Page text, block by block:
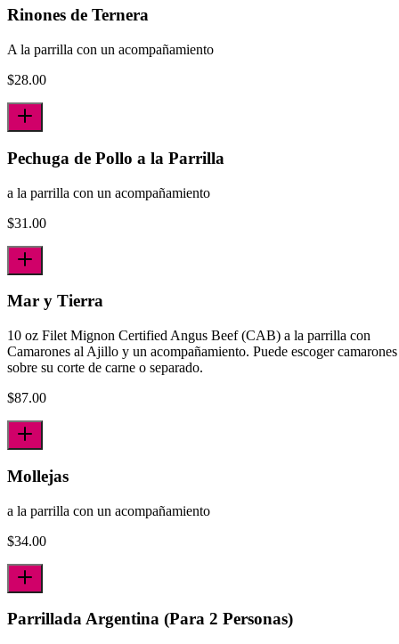
Rinones de Ternera
A la parrilla con un acompañamiento
$28.00
Pechuga de Pollo a la Parrilla
a la parrilla con un acompañamiento
$31.00
Mar y Tierra
10 oz Filet Mignon Certified Angus Beef (CAB) a la parrilla con
Camarones al Ajillo y un acompañamiento. Puede escoger camarones
sobre su corte de carne o separado.
$87.00
Mollejas
a la parrilla con un acompañamiento
$34.00
Parrillada Argentina (Para 2 Personas)